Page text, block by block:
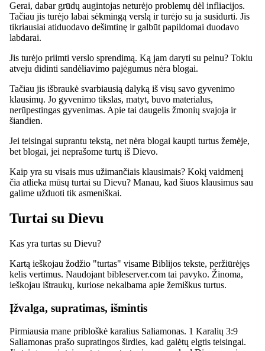
Gerai, dabar grūdų augintojas neturėjo problemų dėl infliacijos.
Tačiau jis turėjo labai sėkmingą verslą ir turėjo su ja susidurti. Jis
tikriausiai atiduodavo dešimtinę ir galbūt papildomai duodavo
labdarai.
Jis turėjo priimti verslo sprendimą. Ką jam daryti su pelnu? Tokiu
atveju didinti sandėliavimo pajėgumus nėra blogai.
Tačiau jis išbraukė svarbiausią dalyką iš visų savo gyvenimo
klausimų. Jo gyvenimo tikslas, matyt, buvo materialus,
nerūpestingas gyvenimas. Apie tai daugelis žmonių svajoja ir
šiandien.
Jei teisingai suprantu tekstą, net nėra blogai kaupti turtus žemėje,
bet blogai, jei neprašome turtų iš Dievo.
Kaip yra su visais mus užimančiais klausimais? Kokį vaidmenį
čia atlieka mūsų turtai su Dievu? Manau, kad šiuos klausimus sau
galime užduoti tik asmeniškai.
Turtai su Dievu
Kas yra turtas su Dievu?
Kartą ieškojau žodžio "turtas" visame Biblijos tekste, peržiūrėjęs
kelis vertimus. Naudojant bibleserver.com tai pavyko. Žinoma,
ieškojau ištraukų, kuriose nekalbama apie žemiškus turtus.
Įžvalga, supratimas, išmintis
Pirmiausia mane pribloškė karalius Saliamonas. 1 Karalių 3:9
Saliamonas prašo supratingos širdies, kad galėtų elgtis teisingai.